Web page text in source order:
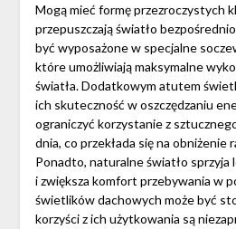
Mogą mieć formę przezroczystych
przepuszczają światło
być wyposażone w specjalne
które umożliwiają maksymalne
światła. Dodatkowym atutem
ich skuteczność w oszczędzaniu
ograniczyć korzystanie z
dnia, co przekłada się na obniżenie
Ponadto, naturalne światło sprzyja
i zwiększa komfort przebywania w
świetlików dachowych może być
korzyści z ich użytkowania są